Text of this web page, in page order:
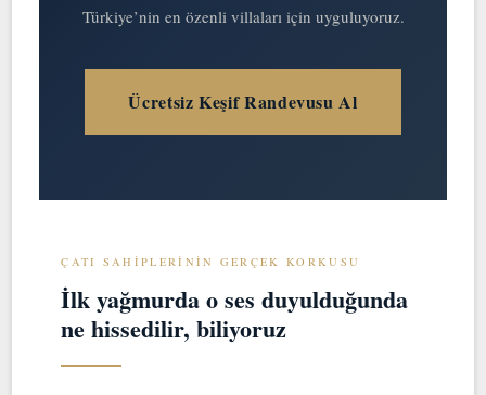
Türkiye’nin en özenli villaları için uyguluyoruz.
Ücretsiz Keşif Randevusu Al
ÇATI SAHIPLERININ GERÇEK KORKUSU
İlk yağmurda o ses duyulduğunda
ne hissedilir, biliyoruz